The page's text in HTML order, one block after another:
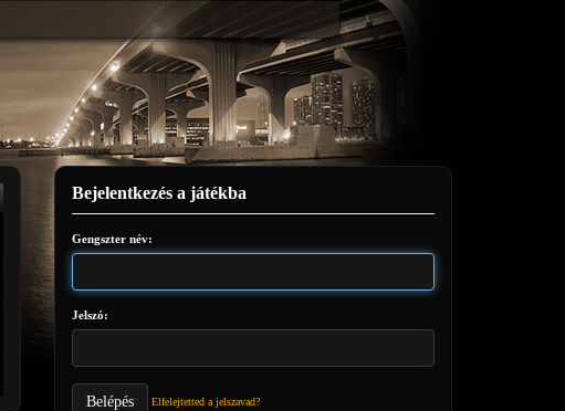
Bejelentkezés a játékba
Gengszter név:
Jelszó:
Belépés Elfelejtetted a jelszavad?